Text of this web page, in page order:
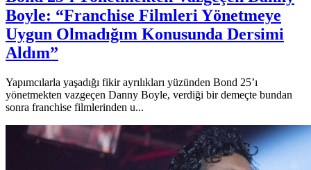
Boyle: “Franchise Filmleri Yönetmeye
Uygun Olmadığım Konusunda Dersimi
Aldım”
Yapımcılarla yaşadığı fikir ayrılıkları yüzünden Bond 25’ı
yönetmekten vazgeçen Danny Boyle, verdiği bir demeçte bundan
sonra franchise filmlerinden u...